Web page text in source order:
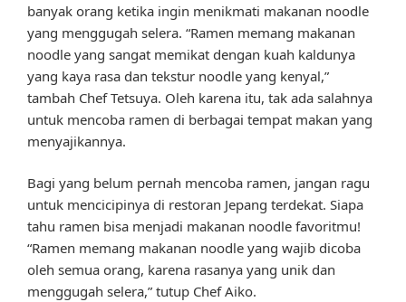
banyak orang ketika ingin menikmati makanan noodle
yang menggugah selera. “Ramen memang makanan
noodle yang sangat memikat dengan kuah kaldunya
yang kaya rasa dan tekstur noodle yang kenyal,”
tambah Chef Tetsuya. Oleh karena itu, tak ada salahnya
untuk mencoba ramen di berbagai tempat makan yang
menyajikannya.
Bagi yang belum pernah mencoba ramen, jangan ragu
untuk mencicipinya di restoran Jepang terdekat. Siapa
tahu ramen bisa menjadi makanan noodle favoritmu!
“Ramen memang makanan noodle yang wajib dicoba
oleh semua orang, karena rasanya yang unik dan
menggugah selera,” tutup Chef Aiko.